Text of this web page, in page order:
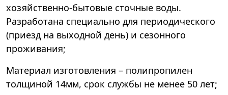
хозяйственно-бытовые сточные воды.
Разработана специально для периодического
(приезд на выходной день) и сезонного
проживания;
Материал изготовления – полипропилен
толщиной 14мм, срок службы не менее 50 лет;